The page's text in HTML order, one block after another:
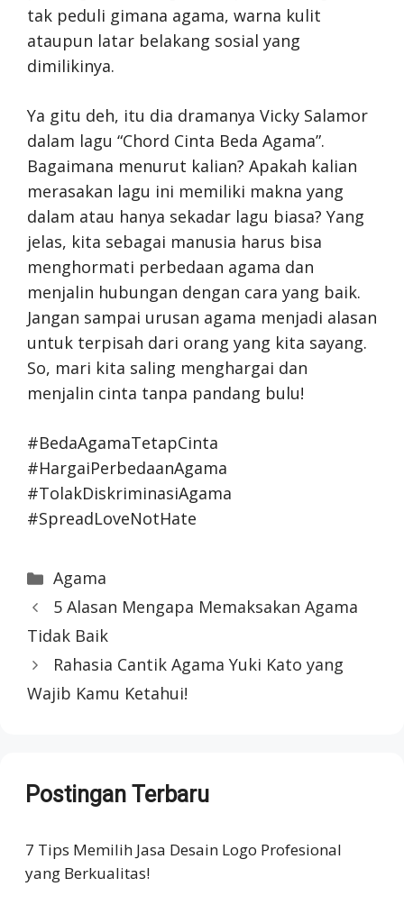
tak peduli gimana agama, warna kulit
ataupun latar belakang sosial yang
dimilikinya.
Ya gitu deh, itu dia dramanya Vicky Salamor
dalam lagu “Chord Cinta Beda Agama”.
Bagaimana menurut kalian? Apakah kalian
merasakan lagu ini memiliki makna yang
dalam atau hanya sekadar lagu biasa? Yang
jelas, kita sebagai manusia harus bisa
menghormati perbedaan agama dan
menjalin hubungan dengan cara yang baik.
Jangan sampai urusan agama menjadi alasan
untuk terpisah dari orang yang kita sayang.
So, mari kita saling menghargai dan
menjalin cinta tanpa pandang bulu!
#BedaAgamaTetapCinta
#HargaiPerbedaanAgama
#TolakDiskriminasiAgama
#SpreadLoveNotHate
Categories
Agama
5 Alasan Mengapa Memaksakan Agama
Tidak Baik
Rahasia Cantik Agama Yuki Kato yang
Wajib Kamu Ketahui!
Postingan Terbaru
7 Tips Memilih Jasa Desain Logo Profesional
yang Berkualitas!